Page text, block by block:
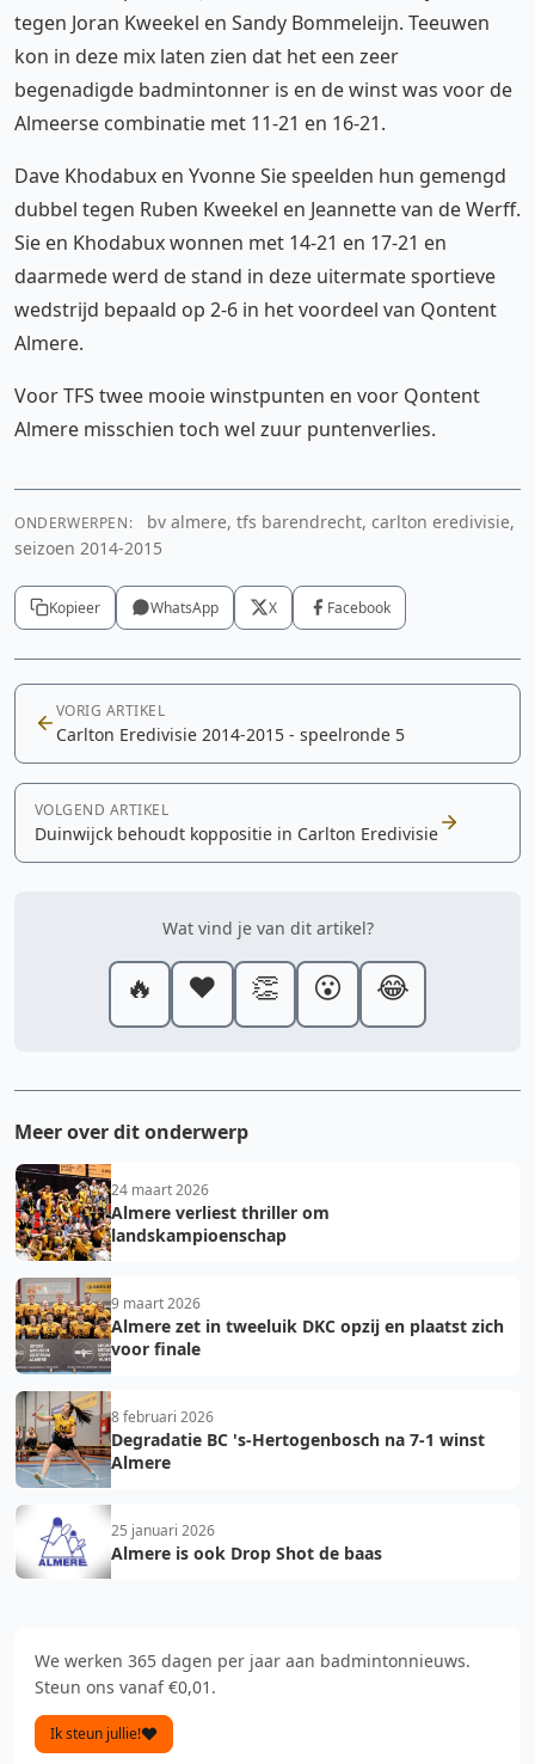
tegen Joran Kweekel en Sandy Bommeleijn. Teeuwen
kon in deze mix laten zien dat het een zeer
begenadigde badmintonner is en de winst was voor de
Almeerse combinatie met 11-21 en 16-21.
Dave Khodabux en Yvonne Sie speelden hun gemengd
dubbel tegen Ruben Kweekel en Jeannette van de Werff.
Sie en Khodabux wonnen met 14-21 en 17-21 en
daarmede werd de stand in deze uitermate sportieve
wedstrijd bepaald op 2-6 in het voordeel van Qontent
Almere.
Voor TFS twee mooie winstpunten en voor Qontent
Almere misschien toch wel zuur puntenverlies.
ONDERWERPEN:
bv almere, tfs barendrecht, carlton eredivisie,
seizoen 2014-2015
Kopieer WhatsApp X Facebook
VORIG ARTIKEL
Carlton Eredivisie 2014-2015 - speelronde 5
VOLGEND ARTIKEL
Duinwijck behoudt koppositie in Carlton Eredivisie
Wat vind je van dit artikel?
🔥 ❤️ 👏 😮 😂
Meer over dit onderwerp
24 maart 2026
Almere verliest thriller om
landskampioenschap
9 maart 2026
Almere zet in tweeluik DKC opzij en plaatst zich
voor finale
8 februari 2026
Degradatie BC 's-Hertogenbosch na 7-1 winst
Almere
25 januari 2026
Almere is ook Drop Shot de baas
We werken 365 dagen per jaar aan badmintonnieuws.
Steun ons vanaf €0,01.
Ik steun jullie!